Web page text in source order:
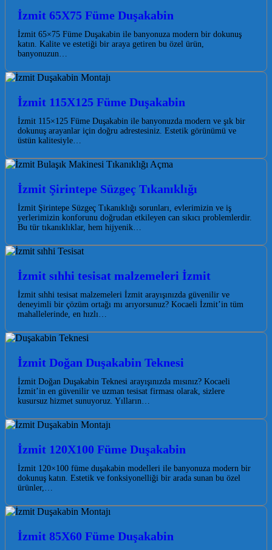
İzmit 65X75 Füme Duşakabin
İzmit 65×75 Füme Duşakabin ile banyonuza modern bir dokunuş
katın. Kalite ve estetiği bir araya getiren bu özel ürün,
banyonuzun…
İzmit 115X125 Füme Duşakabin
İzmit 115×125 Füme Duşakabin ile banyonuzda modern ve şık bir
dokunuş arayanlar için doğru adrestesiniz. Estetik görünümü ve
üstün kalitesiyle…
İzmit Şirintepe Süzgeç Tıkanıklığı
İzmit Şirintepe Süzgeç Tıkanıklığı sorunları, evlerimizin ve iş
yerlerimizin konforunu doğrudan etkileyen can sıkıcı problemlerdir.
Bu tür tıkanıklıklar, hem hijyenik…
İzmit sıhhi tesisat malzemeleri İzmit
İzmit sıhhi tesisat malzemeleri İzmit arayışınızda güvenilir ve
deneyimli bir çözüm ortağı mı arıyorsunuz? Kocaeli İzmit’in tüm
mahallelerinde, en hızlı…
İzmit Doğan Duşakabin Teknesi
İzmit Doğan Duşakabin Teknesi arayışınızda mısınız? Kocaeli
İzmit’in en güvenilir ve uzman tesisat firması olarak, sizlere
kusursuz hizmet sunuyoruz. Yılların…
İzmit 120X100 Füme Duşakabin
İzmit 120×100 füme duşakabin modelleri ile banyonuza modern bir
dokunuş katın. Estetik ve fonksiyonelliği bir arada sunan bu özel
ürünler,…
İzmit 85X60 Füme Duşakabin